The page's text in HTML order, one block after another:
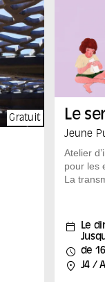
Gratuit Le
Jeune
Atelier
pour les
La
au
les
atelier
urbains
Le
de
J4 /